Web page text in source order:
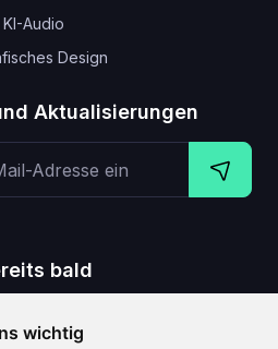
wichtig
KI-Audio
Design
Aktualisierungen
bald
zum Video